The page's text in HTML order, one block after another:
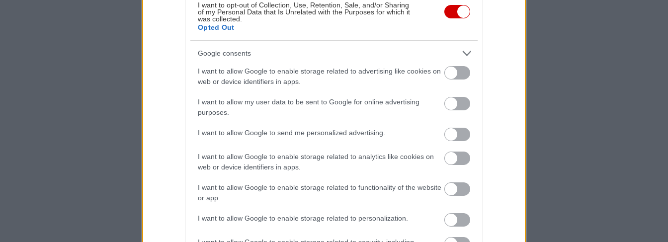
I want to opt-out of Collection, Use, Retention, Sale, and/or Sharing
of my Personal Data that Is Unrelated with the Purposes for which it
was collected.
Opted Out
Google consents
I want to allow Google to enable storage related to advertising like cookies on
web or device identifiers in apps.
I want to allow my user data to be sent to Google for online advertising
purposes.
I want to allow Google to send me personalized advertising.
I want to allow Google to enable storage related to analytics like cookies on
web or device identifiers in apps.
I want to allow Google to enable storage related to functionality of the website
or app.
I want to allow Google to enable storage related to personalization.
Ο
ήδη ξεκινά. Όσοι πήραν αληθινό δέντρο φέτος, κατά πάσα
πιθανότητα θα το πετάξουν χύμα δίπλα σε κάθε κάδο.
Δες τι μπορείς να κάνεις το δέντρο σου για να έχεις ήσυχη την οικολογική σου
συνείδηση και να κάνεις τον πλανήτη λίγο πιο χαρούμενο.
Ανακύκλωσέ το